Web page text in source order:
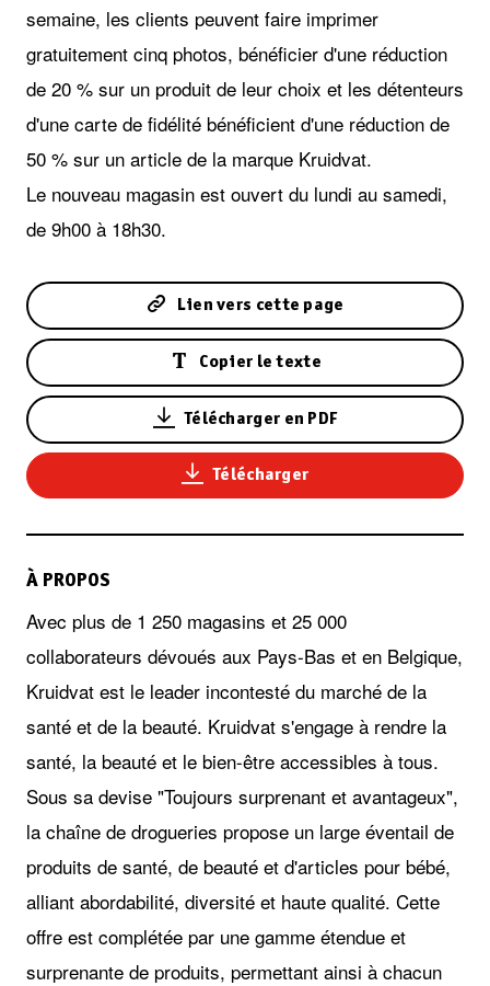
semaine, les clients peuvent faire imprimer
gratuitement cinq photos, bénéficier d'une réduction
de 20 % sur un produit de leur choix et les détenteurs
d'une carte de fidélité bénéficient d'une réduction de
50 % sur un article de la marque Kruidvat.
Le nouveau magasin est ouvert du lundi au samedi,
de 9h00 à 18h30.
Lien vers cette page
Copier le texte
Télécharger en PDF
Télécharger
À PROPOS
Avec plus de 1 250 magasins et 25 000
collaborateurs dévoués aux Pays-Bas et en Belgique,
Kruidvat est le leader incontesté du marché de la
santé et de la beauté. Kruidvat s'engage à rendre la
santé, la beauté et le bien-être accessibles à tous.
Sous sa devise "Toujours surprenant et avantageux",
la chaîne de drogueries propose un large éventail de
produits de santé, de beauté et d'articles pour bébé,
alliant abordabilité, diversité et haute qualité. Cette
offre est complétée par une gamme étendue et
surprenante de produits, permettant ainsi à chacun